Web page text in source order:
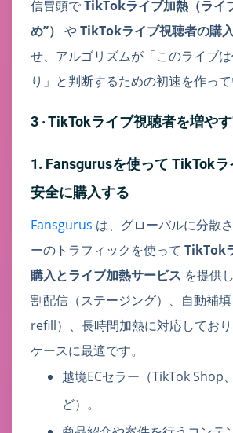
信冒頭でTikTokライブ加熱（ライ
め”） やTikTokライブ視聴者の購入
せ、アルゴリズムが「このライブ
り」と判断するための初速を作って
3 · TikTokライブ視聴者を増や
1. Fansgurusを使って TikTok
安全に購入する
Fansgurus は、グローバルに分散
ーのトラフィックを使って TikTok
購入とライブ加熱サービス を提供
割配信（ステージング）、自動補
refill）、長時間加熱に対応してお
ケースに最適です。
越境ECセラー（TikTok Shop
ど）。